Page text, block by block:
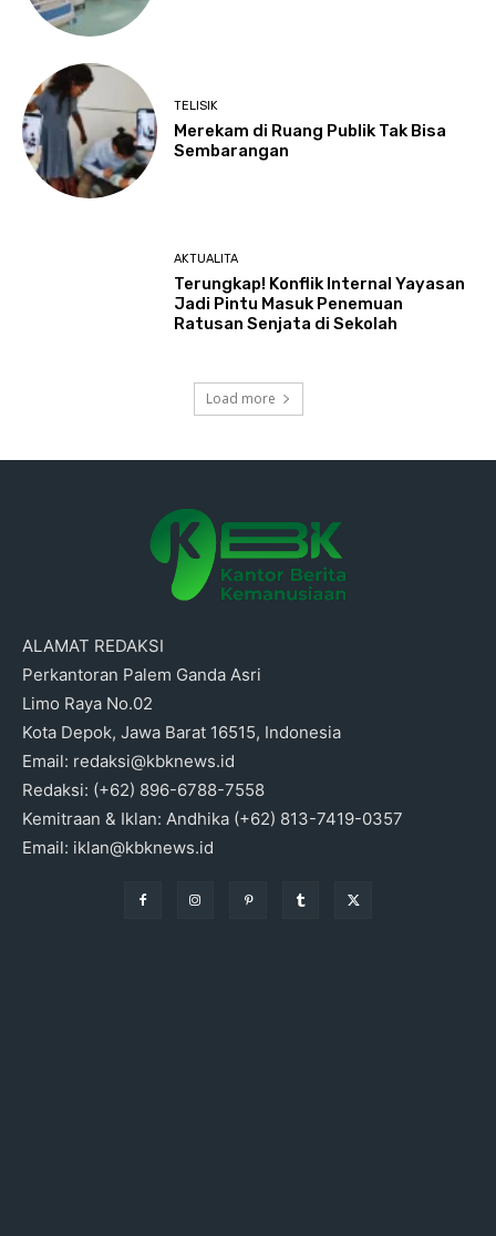
TELISIK
Merekam di Ruang Publik Tak Bisa
Sembarangan
AKTUALITA
Terungkap! Konflik Internal Yayasan
Jadi Pintu Masuk Penemuan
Ratusan Senjata di Sekolah
Load more
ALAMAT REDAKSI
Perkantoran Palem Ganda Asri
Limo Raya No.02
Kota Depok, Jawa Barat 16515, Indonesia
Email: redaksi@kbknews.id
Redaksi: (+62) 896-6788-7558
Kemitraan & Iklan: Andhika (+62) 813-7419-0357
Email: iklan@kbknews.id